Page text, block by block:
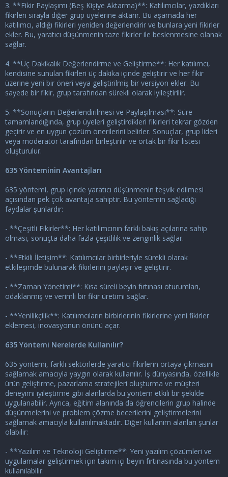
3. **Fikir Paylaşımı (Beş Kişiye Aktarma)**: Katılımcılar, yazdıkları
fikirleri sırayla diğer grup üyelerine aktarır. Bu aşamada her
katılımcı, aldığı fikirleri yeniden değerlendirir ve bunlara yeni fikirler
ekler. Bu, yaratıcı düşünmenin taze fikirler ile beslenmesine olanak
sağlar.
4. **Üç Dakikalık Değerlendirme ve Geliştirme**: Her katılımcı,
kendisine sunulan fikirleri üç dakika içinde geliştirir ve her fikir
üzerine yeni bir öneri veya geliştirilmiş bir versiyon ekler. Bu
sayede bir fikir, grup tarafından sürekli olarak iyileştirilir.
5. **Sonuçların Değerlendirilmesi ve Paylaşılması**: Süre
tamamlandığında, grup üyeleri geliştirdikleri fikirleri tekrar gözden
geçirir ve en uygun çözüm önerilerini belirler. Sonuçlar, grup lideri
veya moderatör tarafından birleştirilir ve ortak bir fikir listesi
oluşturulur.
635 Yönteminin Avantajları
635 yöntemi, grup içinde yaratıcı düşünmenin teşvik edilmesi
açısından pek çok avantaja sahiptir. Bu yöntemin sağladığı
faydalar şunlardır:
- **Çeşitli Fikirler**: Her katılımcının farklı bakış açılarına sahip
olması, sonuçta daha fazla çeşitlilik ve zenginlik sağlar.
- **Etkili İletişim**: Katılımcılar birbirleriyle sürekli olarak
etkileşimde bulunarak fikirlerini paylaşır ve geliştirir.
- **Zaman Yönetimi**: Kısa süreli beyin fırtınası oturumları,
odaklanmış ve verimli bir fikir üretimi sağlar.
- **Yenilikçilik**: Katılımcıların birbirlerinin fikirlerine yeni fikirler
eklemesi, inovasyonun önünü açar.
635 Yöntemi Nerelerde Kullanılır?
635 yöntemi, farklı sektörlerde yaratıcı fikirlerin ortaya çıkmasını
sağlamak amacıyla yaygın olarak kullanılır. İş dünyasında, özellikle
ürün geliştirme, pazarlama stratejileri oluşturma ve müşteri
deneyimi iyileştirme gibi alanlarda bu yöntem etkili bir şekilde
uygulanabilir. Ayrıca, eğitim alanında da öğrencilerin grup halinde
düşünmelerini ve problem çözme becerilerini geliştirmelerini
sağlamak amacıyla kullanılmaktadır. Diğer kullanım alanları şunlar
olabilir:
- **Yazılım ve Teknoloji Geliştirme**: Yeni yazılım çözümleri ve
uygulamalar geliştirmek için takım içi beyin fırtınasında bu yöntem
kullanılabilir.